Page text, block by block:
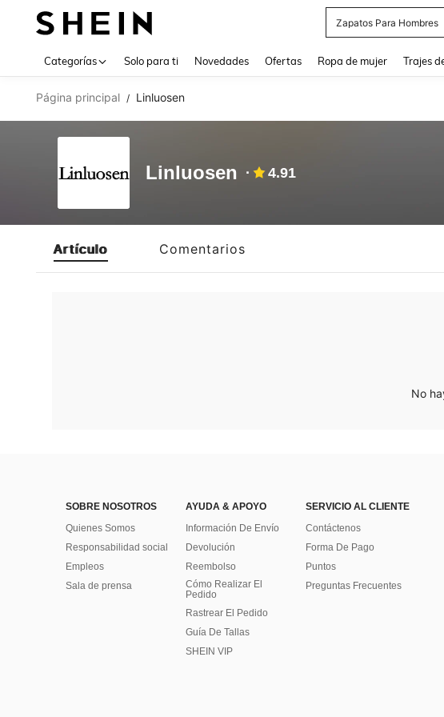
Zapatos Para Hombres
Categorías Solo para ti Novedades Ofertas Ropa de mujer Trajes
Página principal / Linluosen
Linluosen 4.91
Artículo Comentarios
No
SOBRE NOSOTROS
Quienes Somos
Responsabilidad social
Empleos
Sala de prensa
AYUDA & APOYO
Información De Envío
Devolución
Reembolso
Cómo Realizar El
Pedido
Rastrear El Pedido
Guía De Tallas
SHEIN VIP
SERVICIO AL CLIENTE
Contáctenos
Forma De Pago
Puntos
Preguntas Frecuentes